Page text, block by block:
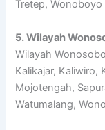
Tretep, Wonoboyo
5. Wilayah
Wilayah
Kalikajar, Kaliwiro,
Mojotengah,
Watumalang,